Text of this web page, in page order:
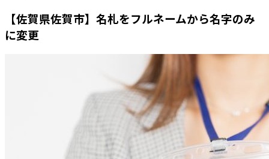
【佐賀県佐賀市】名札をフルネームから名字のみ
に変更